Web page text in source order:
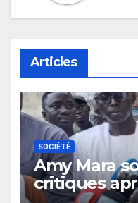
Articles
SOCIÉTÉ
Amy Mara
critiques